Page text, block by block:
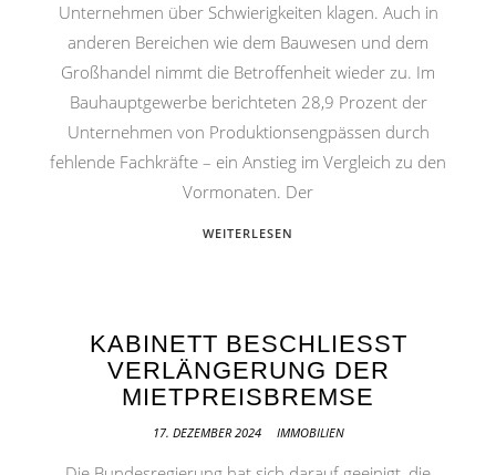
Unternehmen über Schwierigkeiten klagen. Auch in
anderen Bereichen wie dem Bauwesen und dem
Großhandel nimmt die Betroffenheit wieder zu. Im
Bauhauptgewerbe berichteten 28,9 Prozent der
Unternehmen von Produktionsengpässen durch
fehlende Fachkräfte – ein Anstieg im Vergleich zu den
Vormonaten. Der
WEITERLESEN
KABINETT BESCHLIESST V
ERLÄNGERUNG DER M
IETPREISBREMSE
17. DEZEMBER 2024 IMMOBILIEN